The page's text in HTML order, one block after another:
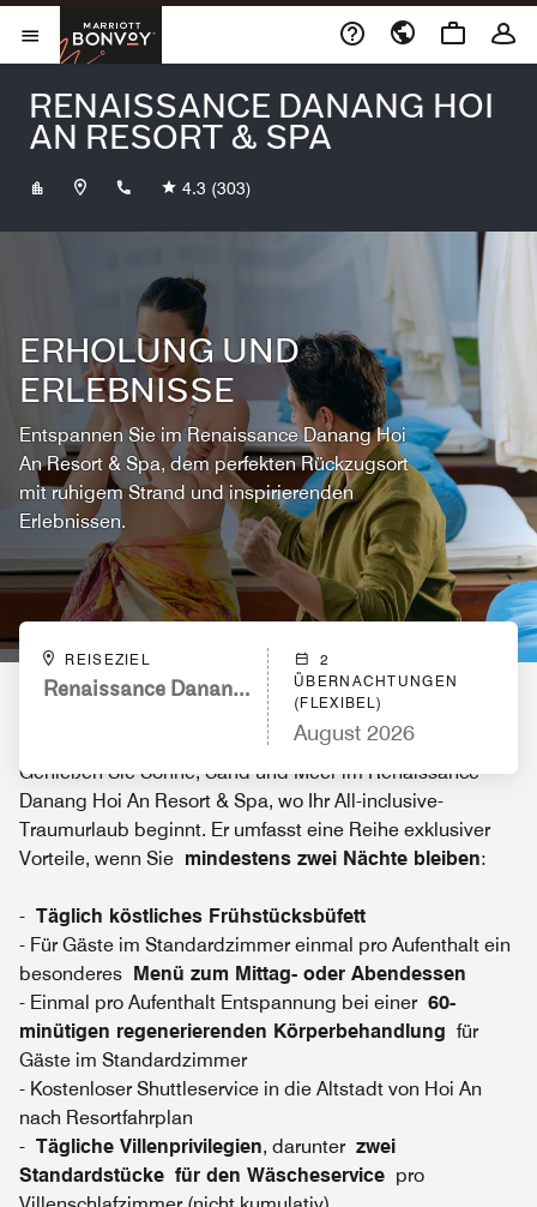
Skip to Content
Menu öffnen
Marriott Bonvoy
RENAISSANCE DANANG HOI
AN RESORT & SPA
+842353753333
4.3 (303)
ERHOLUNG UND
ERLEBNISSE
Entspannen Sie im Renaissance Danang Hoi
An Resort & Spa, dem perfekten Rückzugsort
mit ruhigem Strand und inspirierenden
Erlebnissen.
REISEZIEL
Renaissance Danang Hoi An Resort & Spa
2
ÜBERNACHTUNGEN
(FLEXIBEL)
August 2026
Genießen Sie Sonne, Sand und Meer im Renaissance
Danang Hoi An Resort & Spa, wo Ihr All-inclusive-
Traumurlaub beginnt. Er umfasst eine Reihe exklusiver
Vorteile, wenn Sie mindestens zwei Nächte bleiben:
- Täglich köstliches Frühstücksbüfett
- Für Gäste im Standardzimmer einmal pro Aufenthalt ein
besonderes Menü zum Mittag- oder Abendessen
- Einmal pro Aufenthalt Entspannung bei einer 60-
minütigen regenerierenden Körperbehandlung für
Gäste im Standardzimmer
- Kostenloser Shuttleservice in die Altstadt von Hoi An
nach Resortfahrplan
- Tägliche Villenprivilegien, darunter zwei
Standardstücke für den Wäscheservice pro